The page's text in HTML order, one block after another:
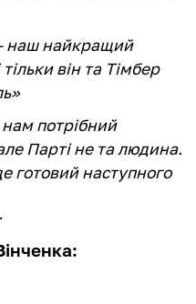
наш найкращий
він та Тімбер
потрібний
Парті не та людина.
готовий наступного